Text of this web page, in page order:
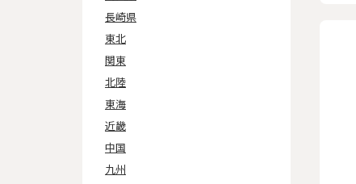
長崎県
東北
関東
北陸
東海
近畿
中国
九州